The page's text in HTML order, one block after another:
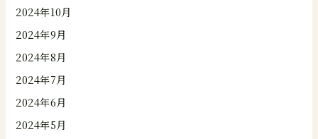
2024年10月
2024年9月
2024年8月
2024年7月
2024年6月
2024年5月